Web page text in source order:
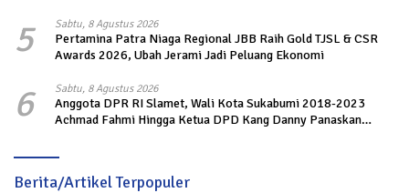
5 Sabtu, 8 Agustus 2026
Pertamina Patra Niaga Regional JBB Raih Gold TJSL & CSR
Awards 2026, Ubah Jerami Jadi Peluang Ekonomi
6 Sabtu, 8 Agustus 2026
Anggota DPR RI Slamet, Wali Kota Sukabumi 2018-2023
Achmad Fahmi Hingga Ketua DPD Kang Danny Panaskan
Berita/Artikel Terpopuler